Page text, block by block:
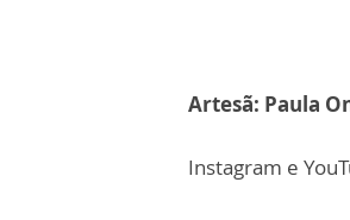
Artesã: Paula
Instagram e